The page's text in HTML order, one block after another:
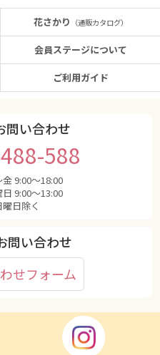
花さかり （通販カタログ）
会員ステージについて
ご利用ガイド
問い合わせ
588
金 9:00〜18:00
日 9:00〜13:00
日除く
問い合わせ
せフォーム